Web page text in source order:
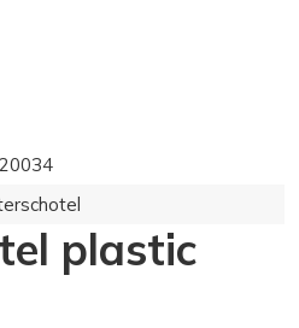
plastic